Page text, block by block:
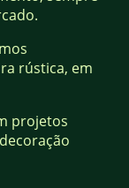
rústica, em
projetos